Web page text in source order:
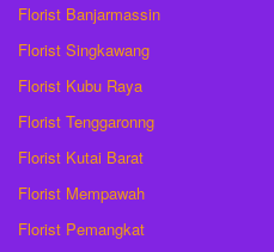
Florist Banjarmassin
Florist Singkawang
Florist Kubu Raya
Florist Tenggaronng
Florist Kutai Barat
Florist Mempawah
Florist Pemangkat